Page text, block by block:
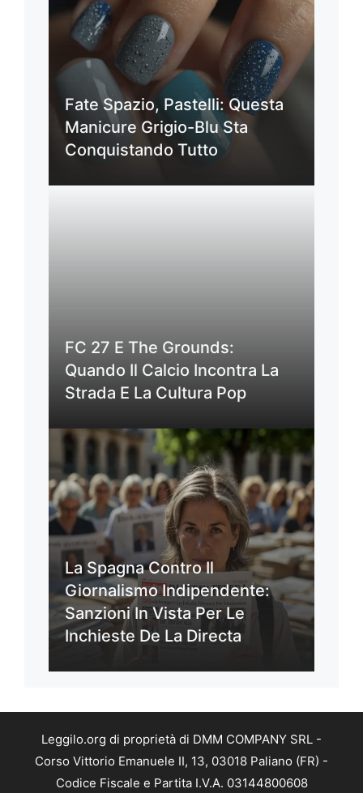
Fate Spazio, Pastelli: Questa
Manicure Grigio-Blu Sta
Conquistando Tutto
FC 27 E The Grounds:
Quando Il Calcio Incontra La
Strada E La Cultura Pop
La Spagna Contro Il
Giornalismo Indipendente:
Sanzioni In Vista Per Le
Inchieste De La Directa
Leggilo.org di proprietà di DMM COMPANY SRL -
Corso Vittorio Emanuele II, 13, 03018 Paliano (FR) -
Codice Fiscale e Partita I.V.A. 03144800608